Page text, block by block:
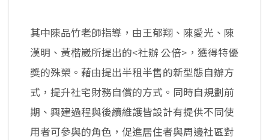
其中陳品竹老師指導，由王郁翔、陳愛光、陳
漢明、黃楷崴所提出的<社辦 公倍>，獲得特優
獎的殊榮。藉由提出半租半售的新型態自辦方
式，提升社宅財務自償的方式。同時自規劃前
期、興建過程與後續維護皆設計有提供不同使
用者可參與的角色，促進居住者與周邊社區對